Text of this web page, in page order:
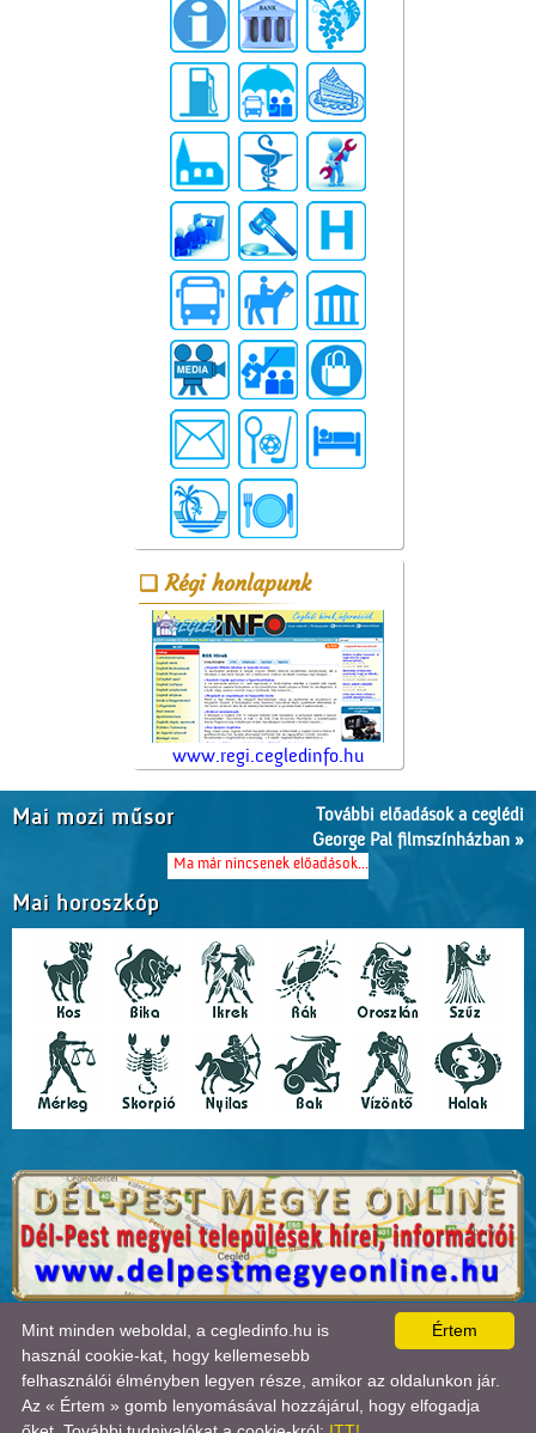
Régi honlapunk
www.regi.cegledinfo.hu
Mai mozi műsor
További előadások a ceglédi
George Pal filmszínházban »
Ma már nincsenek előadások...
Mai horoszkóp
A lap0.019 másodperc alatt készült el. | Copyright 2026 © Cegledinfo
, design by:
ÍRJON NEKÜNK! |OLDALTÉRKÉP IMPRESSZUM
A látogatók száma 2018.11.11-től:22725679| Ebben a hónapban:
2|Statisztika

Értem
Mint minden weboldal, a cegledinfo.hu is
használ cookie-kat, hogy kellemesebb
felhasználói élményben legyen része, amikor az oldalunkon jár.
Az « Értem » gomb lenyomásával hozzájárul, hogy elfogadja